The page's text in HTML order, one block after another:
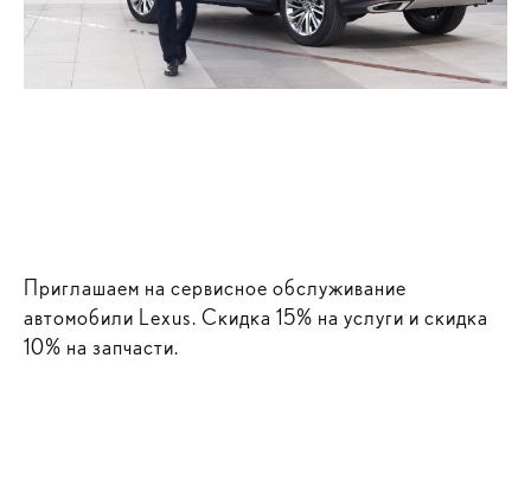
Приглашаем на сервисное обслуживание
автомобили Lexus. Скидка 15% на услуги и скидка
10% на запчасти.